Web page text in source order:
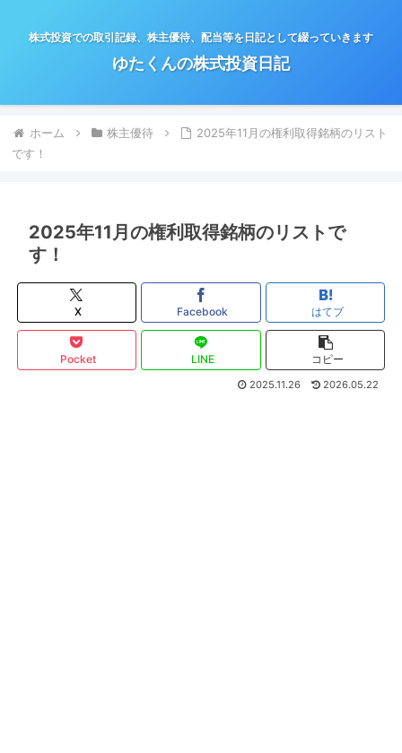
株式投資での取引記録、株主優待、配当等を日記として綴っていきます
ゆたくんの株式投資日記
ホーム 株主優待
2025年11月の権利取得銘柄のリスト
です！
2025年11月の権利取得銘柄のリストで
す！
X Facebook はてブ
Pocket LINE コピー
2025.11.26 2026.05.22